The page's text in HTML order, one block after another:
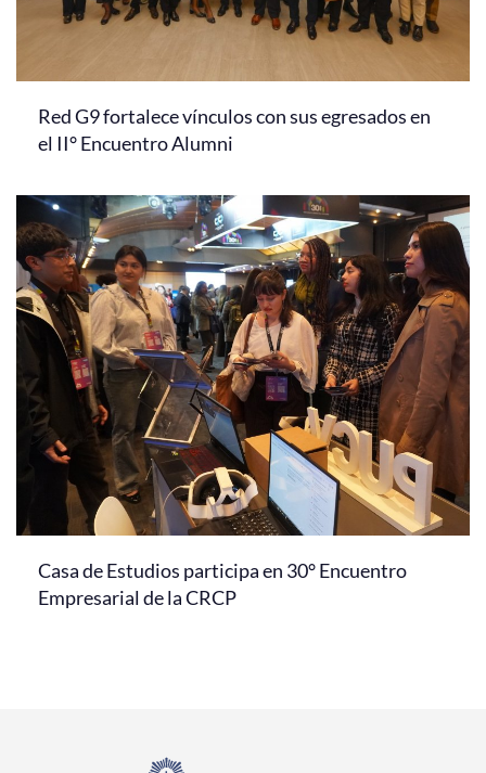
Red G9 fortalece vínculos con sus egresados en
el II° Encuentro Alumni
Casa de Estudios participa en 30° Encuentro
Empresarial de la CRCP